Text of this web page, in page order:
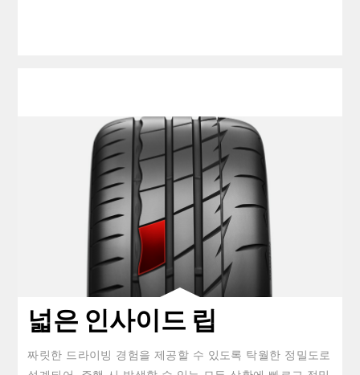
clickable image of 넓은 인사이드 립
넓은 인사이드 립
짜릿한 드라이빙 경험을 제공할 수 있도록 탁월한 정밀도로